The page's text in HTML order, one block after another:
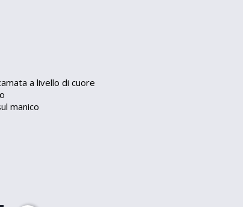
a livello di cuore
manico